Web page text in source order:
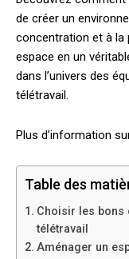
de créer un
concentration et à
espace en un
dans l’univers des
télétravail.
Plus d’information
Table des
Choisir les bons
télétravail
Aménager un